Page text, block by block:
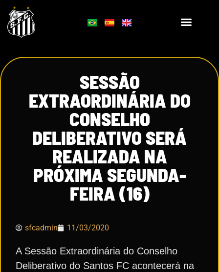
SESSÃO
EXTRAORDINÁRIA DO
CONSELHO
DELIBERATIVO SERÁ
REALIZADA NA
PRÓXIMA SEGUNDA-
FEIRA (16)
sfcadmin 11/03/2020
A Sessão Extraordinária do Conselho
Deliberativo do Santos FC acontecerá na